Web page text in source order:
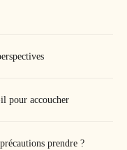
pour accoucher
prendre ?